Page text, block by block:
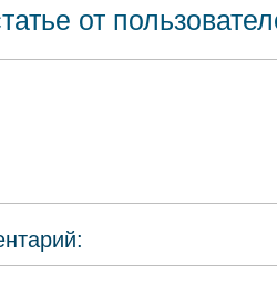
от